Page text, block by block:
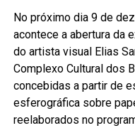
No próximo dia 9 de
acontece a abertura da
do artista visual Elias
Complexo Cultural dos
concebidas a partir de
esferográfica sobre
reelaborados no